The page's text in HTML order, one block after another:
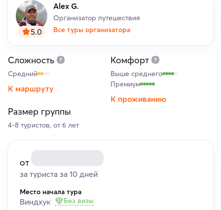
5.0
Alex G.
Организатор путешествия
Все туры организатора
Сложность
Средний
К маршруту
Комфорт
Выше среднего
Премиум
К проживанию
Размер группы
4-8 туристов, от 6 лет
от
за туриста за 10 дней
Место начала тура
Виндхук Без визы